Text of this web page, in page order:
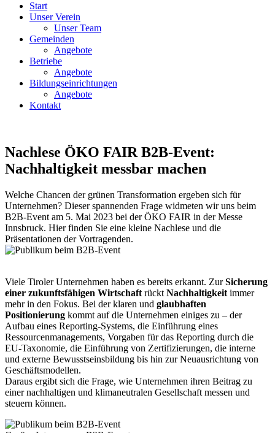
Start
Unser Verein
Unser Team
Gemeinden
Angebote
Betriebe
Angebote
Bildungseinrichtungen
Angebote
Kontakt
Nachlese ÖKO FAIR B2B-Event:
Nachhaltigkeit messbar machen
Welche Chancen der grünen Transformation ergeben sich für
Unternehmen? Dieser spannenden Frage widmeten wir uns beim
B2B-Event am 5. Mai 2023 bei der ÖKO FAIR in der Messe
Innsbruck. Hier finden Sie eine kleine Nachlese und die
Präsentationen der Vortragenden.
Viele Tiroler Unternehmen haben es bereits erkannt. ZurSicherung
einer zukunftsfähigen Wirtschaft rückt Nachhaltigkeit immer
mehr in den Fokus. Bei der klaren und glaubhaften
Positionierung kommt auf die Unternehmen einiges zu – der
Aufbau eines Reporting-Systems, die Einführung eines
Ressourcenmanagements, Vorgaben für das Reporting durch die
EU-Taxonomie, die Einführung von Zertifizierungen, die interne
und externe Bewusstseinsbildung bis hin zur Neuausrichtung von
Geschäftsmodellen.
Daraus ergibt sich die Frage, wie Unternehmen ihren Beitrag zu
einer nachhaltigen und klimaneutralen Gesellschaft messen und
steuern können.